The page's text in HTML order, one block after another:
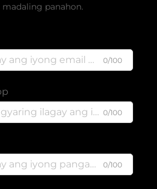
madaling panahon.
0/100
0/100
0/100